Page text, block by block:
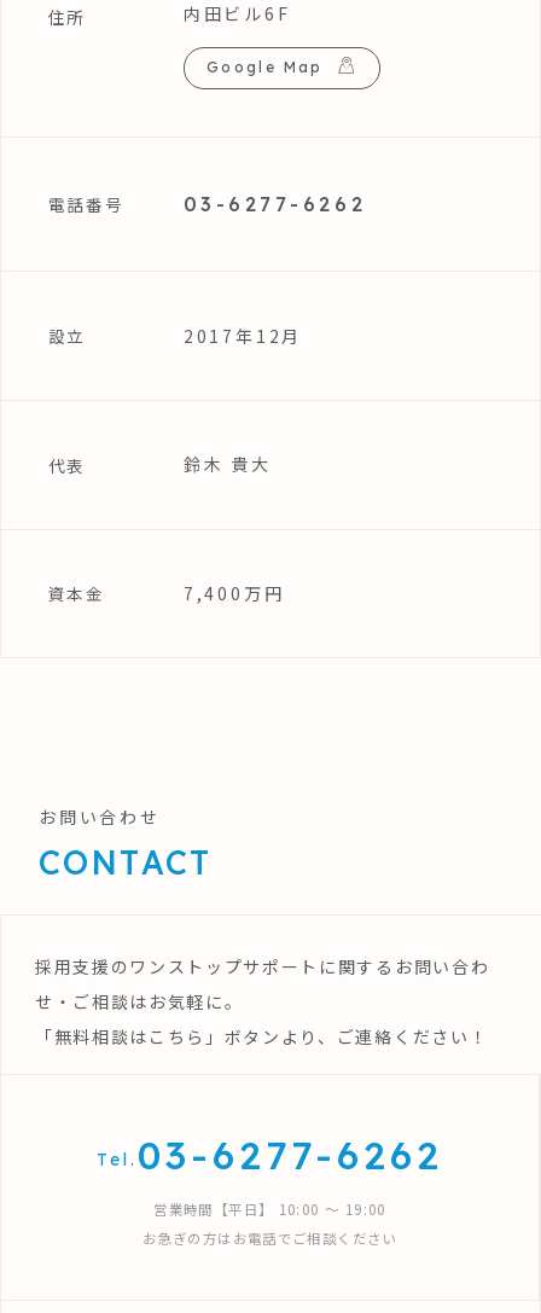
住所
内田ビル6F
Google Map
電話番号 03-6277-6262
設立 2017年12月
代表 鈴木 貴大
資本金 7,400万円
お問い合わせ
CONTACT
採用支援のワンストップサポートに関するお問い合わ
せ・ご相談はお気軽に。
「無料相談はこちら」ボタンより、ご連絡ください！
Tel. 03-6277-6262
営業時間【平日】 10:00 〜 19:00
お急ぎの方はお電話でご相談ください